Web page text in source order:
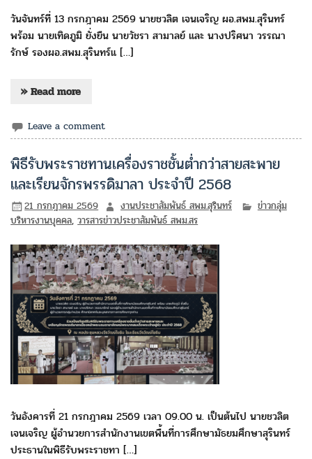
วันจันทร์ที่ 13 กรกฎาคม 2569 นายชวลิต เจนเจริญ ผอ.สพม.สุรินทร์
พร้อม นายเทิดภูมิ ยั่งยืน นายวัชรา สามาลย์ และ นางปริศนา วรรณา
รักษ์ รองผอ.สพม.สุรินทร์แ […]
» Read more
Leave a comment
พิธีรับพระราชทานเครื่องราชชั้นต่ำกว่าสายสะพาย
และเรียนจักรพรรดิมาลา ประจำปี 2568
21 กรกฎาคม 2569 งานประชาสัมพันธ์ สพม.สุรินทร์
ข่าวกลุ่ม
บริหารงานบุคคล,วารสารข่าวประชาสัมพันธ์ สพม.สร
วันอังคารที่ 21 กรกฎาคม 2569 เวลา 09.00 น. เป็นต้นไป นายชวลิต
เจนเจริญ ผู้อำนวยการสำนักงานเขตพื้นที่การศึกษามัธยมศึกษาสุรินทร์
ประธานในพิธีรับพระราชทา […]